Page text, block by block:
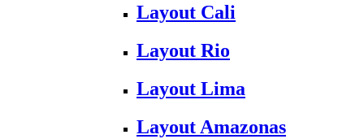
Layout Cali
Layout Rio
Layout Lima
Layout Amazonas